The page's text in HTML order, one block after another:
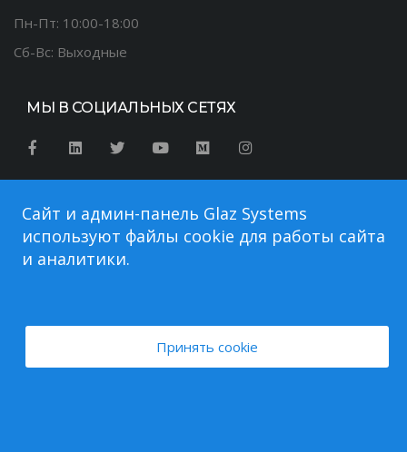
Пн-Пт: 10:00-18:00
Сб-Вс: Выходные
МЫ В СОЦИАЛЬНЫХ СЕТЯХ
Авторские права © 2026. Glaz Systems торговая марка. Все
права защищены.
Сайт и админ-панель Glaz Systems
используют файлы cookie для работы сайта
и аналитики.
Принять cookie